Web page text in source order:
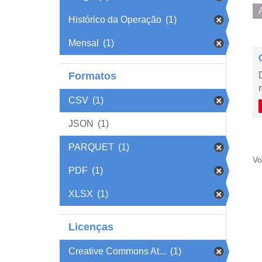
Histórico da Operação (1)
Mensal (1)
Formatos
CSV (1)
JSON (1)
PARQUET (1)
PDF (1)
XLSX (1)
Licenças
Creative Commons At... (1)